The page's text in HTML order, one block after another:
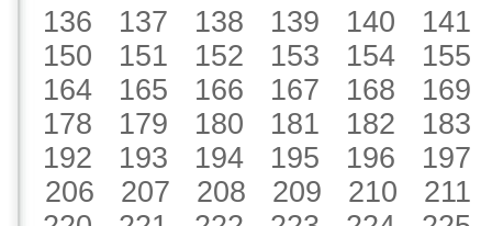
136
137 138 139 140
141
150
151 152 153 154
155
164
165 166 167 168
169
178
179 180 181 182
183
192
193 194 195 196
197
206
207 208 209 210
211